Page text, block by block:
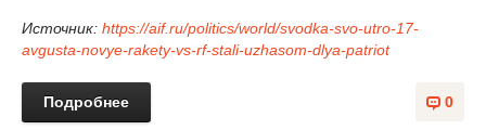
Источник: https://aif.ru/politics/world/svodka-svo-utro-17-
avgusta-novye-rakety-vs-rf-stali-uzhasom-dlya-patriot
0
Подробнее